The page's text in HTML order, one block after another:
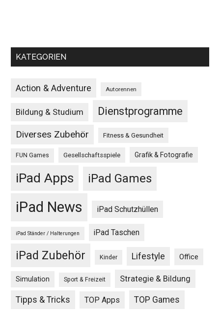
KATEGORIEN
Action & Adventure Autorennen
Bildung & Studium Dienstprogramme
Diverses Zubehör Fitness & Gesundheit
FUN Games Gesellschaftsspiele Grafik & Fotografie
iPad Apps iPad Games
iPad News iPad Schutzhüllen
iPad Ständer / Halterungen iPad Taschen
iPad Zubehör Kinder Lifestyle Office
Simulation Sport & Freizeit Strategie & Bildung
Tipps & Tricks TOP Apps TOP Games